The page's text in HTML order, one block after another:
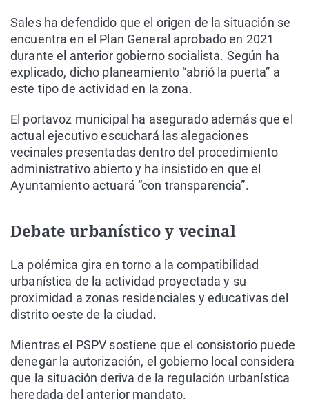
Sales ha defendido que el origen de la situación se
encuentra en el Plan General aprobado en 2021
durante el anterior gobierno socialista. Según ha
explicado, dicho planeamiento “abrió la puerta” a
este tipo de actividad en la zona.
El portavoz municipal ha asegurado además que el
actual ejecutivo escuchará las alegaciones
vecinales presentadas dentro del procedimiento
administrativo abierto y ha insistido en que el
Ayuntamiento actuará “con transparencia”.
Debate urbanístico y vecinal
La polémica gira en torno a la compatibilidad
urbanística de la actividad proyectada y su
proximidad a zonas residenciales y educativas del
distrito oeste de la ciudad.
Mientras el PSPV sostiene que el consistorio puede
denegar la autorización, el gobierno local considera
que la situación deriva de la regulación urbanística
heredada del anterior mandato.